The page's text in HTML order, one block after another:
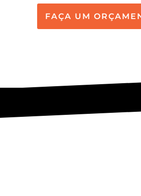
FAÇA UM